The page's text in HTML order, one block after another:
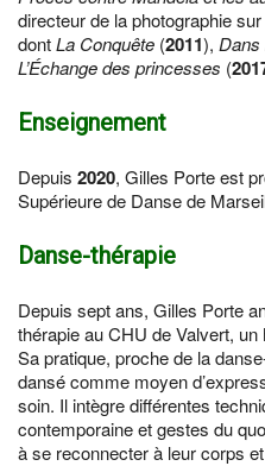
directeur de la photographie
dontLa Conquête (2011),
L’Échange des princesses (
Enseignement
Depuis 2020, Gilles Porte est
Supérieure de Danse de
Danse-thérapie
Depuis sept ans, Gilles Porte
thérapie au CHU de Valvert,
Sa pratique, proche de la
dansé comme moyen
soin. Il intègre différentes
contemporaine et gestes du
à se reconnecter à leur corps